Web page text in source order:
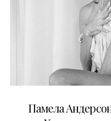
Памела